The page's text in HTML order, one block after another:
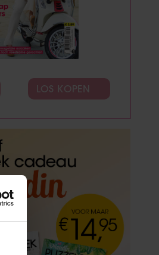
LOS KOPEN